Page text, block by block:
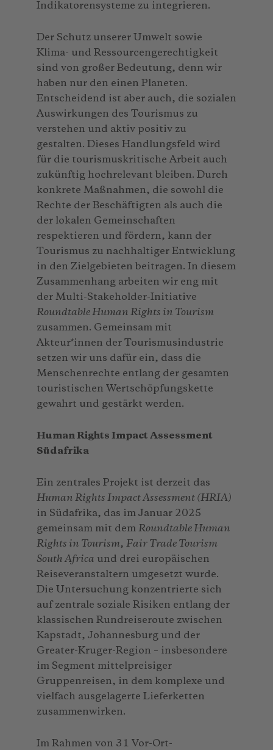
Indikatorensysteme zu integrieren.
Der Schutz unserer Umwelt sowie
Klima- und Ressourcengerechtigkeit
sind von großer Bedeutung, denn wir
haben nur den einen Planeten.
Entscheidend ist aber auch, die sozialen
Auswirkungen des Tourismus zu
verstehen und aktiv positiv zu
gestalten. Dieses Handlungsfeld wird
für die tourismuskritische Arbeit auch
zukünftig hochrelevant bleiben. Durch
konkrete Maßnahmen, die sowohl die
Rechte der Beschäftigten als auch die
der lokalen Gemeinschaften
respektieren und fördern, kann der
Tourismus zu nachhaltiger Entwicklung
in den Zielgebieten beitragen. In diesem
Zusammenhang arbeiten wir eng mit
der Multi-Stakeholder-Initiative
Roundtable Human Rights in Tourism
zusammen. Gemeinsam mit
Akteur*innen der Tourismusindustrie
setzen wir uns dafür ein, dass die
Menschenrechte entlang der gesamten
touristischen Wertschöpfungskette
gewahrt und gestärkt werden.
Human Rights Impact Assessment
Südafrika
Ein zentrales Projekt ist derzeit das
Human Rights Impact Assessment (HRIA)
in Südafrika, das im Januar 2025
gemeinsam mit dem Roundtable Human
Rights in Tourism, Fair Trade Tourism
South Africa und drei europäischen
Reiseveranstaltern umgesetzt wurde.
Die Untersuchung konzentrierte sich
auf zentrale soziale Risiken entlang der
klassischen Rundreiseroute zwischen
Kapstadt, Johannesburg und der
Greater-Kruger-Region – insbesondere
im Segment mittelpreisiger
Gruppenreisen, in dem komplexe und
vielfach ausgelagerte Lieferketten
zusammenwirken.
Im Rahmen von 31 Vor-Ort-